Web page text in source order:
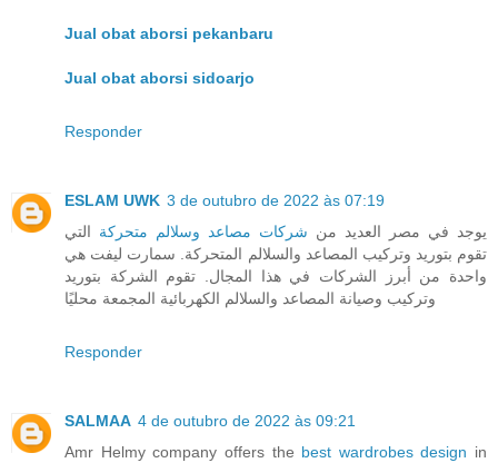
Jual obat aborsi pekanbaru
Jual obat aborsi sidoarjo
Responder
ESLAM UWK 3 de outubro de 2022 às 07:19
يوجد في مصر العديد من شركات مصاعد وسلالم متحركة التي
تقوم بتوريد وتركيب المصاعد والسلالم المتحركة. سمارت ليفت هي
واحدة من أبرز الشركات في هذا المجال. تقوم الشركة بتوريد
وتركيب وصيانة المصاعد والسلالم الكهربائية المجمعة محليًا
Responder
SALMAA 4 de outubro de 2022 às 09:21
Amr Helmy company offers the best wardrobes design in